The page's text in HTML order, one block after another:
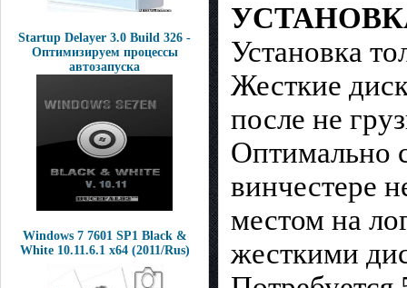
Startup Delayer 3.0 Build 326 -
Оптимизируем процессы
автозапуска
Windows 7 7601 SP1 Black &
White 10.11.6.1 x64 (2011/Rus)
Установка
Жесткие
после не
Оптимально
винчестере
местом на
жесткими